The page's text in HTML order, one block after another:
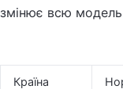
змінює всю
Країна